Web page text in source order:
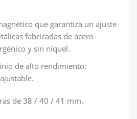
que garantiza un ajuste
fabricadas de acero
y sin níquel.
de alto rendimiento;
de 38 / 40 / 41 mm.